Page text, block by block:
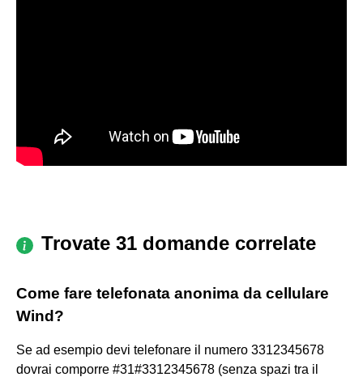
Trovate 31 domande correlate
Come fare telefonata anonima da cellulare
Wind?
Se ad esempio devi telefonare il numero 3312345678
dovrai comporre #31#3312345678 (senza spazi tra il